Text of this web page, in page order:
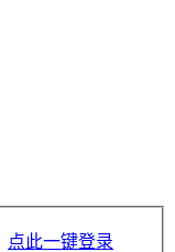
点此一键登录